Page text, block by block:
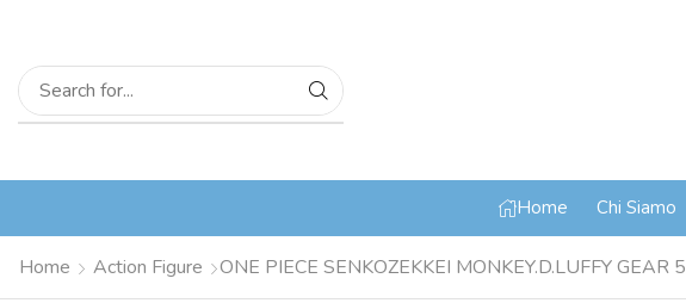
Home Chi Siamo
Home Action Figure ONE PIECE SENKOZEKKEI MONKEY.D.LUFFY GEAR 5